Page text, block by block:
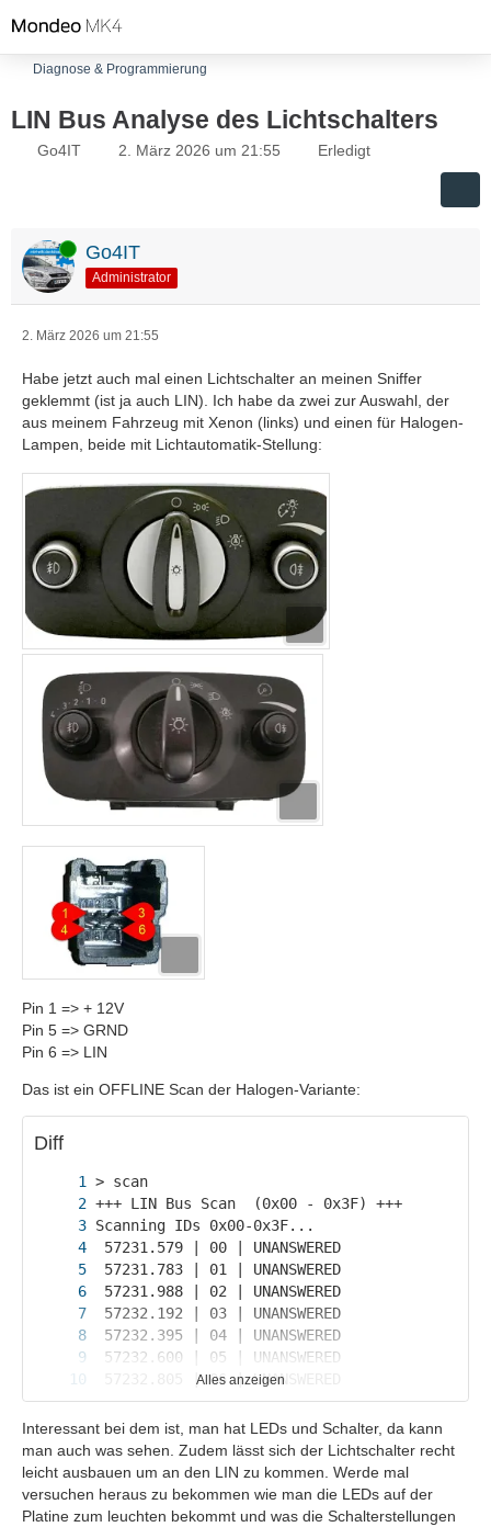
Diagnose & Programmierung
LIN Bus Analyse des Lichtschalters
Go4IT 2. März 2026 um 21:55 Erledigt
Online Go4IT
Administrator
2. März 2026 um 21:55
Habe jetzt auch mal einen Lichtschalter an meinen Sniffer
geklemmt (ist ja auch LIN). Ich habe da zwei zur Auswahl, der
aus meinem Fahrzeug mit Xenon (links) und einen für Halogen-
Lampen, beide mit Lichtautomatik-Stellung:
Pin 1 => + 12V
Pin 5 => GRND
Pin 6 => LIN
Das ist ein OFFLINE Scan der Halogen-Variante:
Diff
Alles anzeigen
Interessant bei dem ist, man hat LEDs und Schalter, da kann
man auch was sehen. Zudem lässt sich der Lichtschalter recht
leicht ausbauen um an den LIN zu kommen. Werde mal
versuchen heraus zu bekommen wie man die LEDs auf der
Platine zum leuchten bekommt und was die Schalterstellungen